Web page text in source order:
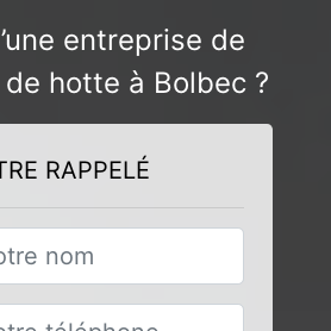
entreprise de
hotte à Bolbec ?
RAPPELÉ